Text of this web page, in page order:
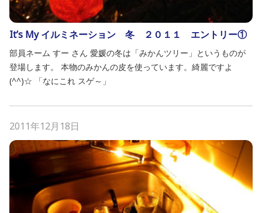
It’s My イルミネーション 冬 ２０１１ エントリー①
部員ネーム すー さん 愛媛の冬は「みかんツリー」というものが
登場します。 本物のみかんの皮を使っています。綺麗ですよ
(^^)☆ 「なにこれ スゲ～」
2011年12月18日